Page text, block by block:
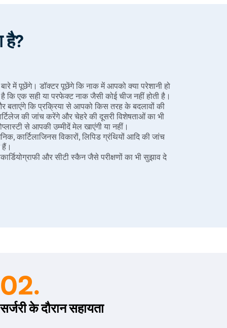
है?
में पूछेंगे। डॉक्टर पूछेंगे कि नाक में आपको क्या परेशानी हो
एक सही या परफेक्ट नाक जैसी कोई चीज नहीं होती है।
कि प्रक्रिया से आपको किस तरह के बदलावों की
की जांच करेंगे और चेहरे की दूसरी विशेषताओं का भी
से आपकी उम्मीदें मेल खाएंगी या नहीं।
कार्टिलाजिनस विकारों, लिपिड ग्रंथियों आदि की जांच
और सीटी स्कैन जैसे परीक्षणों का भी सुझाव दे
के लिए, अगर आपकी नाक बड़ी है, तो सर्जन हड्डी या
में, सर्जन को नाक के आकार को बदलने और आकार को
पर, ऐसा करने के लिए सेप्टम से कार्टिलेज का
इस सेप्टम को सांस लेने में सुधार करने और दूसरे लक्षणों से भी
02.
सर्जरी के दौरान सहायता